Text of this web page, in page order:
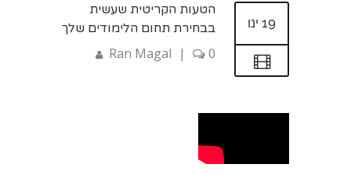
19 ינו
הטעות הקריטית שעשית
בבחירת תחום הלימודים שלך
Ran Magal | 0